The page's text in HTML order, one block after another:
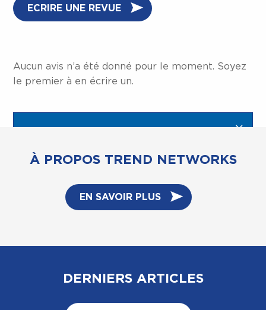
ECRIRE UNE REVUE
Aucun avis n’a été donné pour le moment. Soyez
le premier à en écrire un.
À PROPOS TREND NETWORKS
EN SAVOIR PLUS
DERNIERS ARTICLES